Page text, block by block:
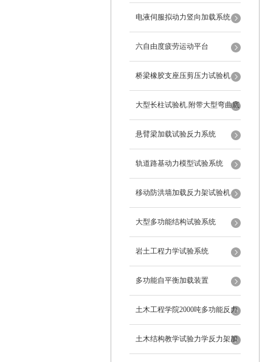
电液伺服拟动力竖向加载系统
六自由度疲劳运动平台
桥梁橡胶支座压剪压力试验机
大型长柱试验机.附带大型弯曲底
座
悬臂梁加载试验反力系统
轨道路基动力模型试验系统
移动防洪墙加载反力架试验机
大型多功能结构试验系统
岩土工程力学试验系统
多功能自平衡加载装置
土木工程学院2000吨多功能反力
架
土木结构教学试验力学反力架加